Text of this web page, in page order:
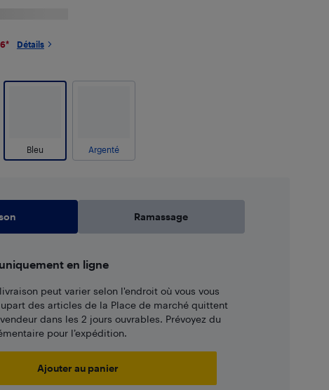
* Détails
Bleu Argenté
Ramassage
en ligne
peut varier selon l'endroit où vous vous
des articles de la Place de marché quittent
dans les 2 jours ouvrables. Prévoyez du
pour l’expédition.
Ajouter au panier